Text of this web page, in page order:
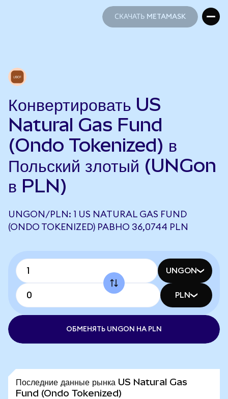
СКАЧАТЬ METAMASK
Конвертировать US
Natural Gas Fund
(Ondo Tokenized) в
Польский злотый (UNGon
в PLN)
UNGON/PLN: 1 US NATURAL GAS FUND
(ONDO TOKENIZED) РАВНО 36,0744 PLN
UNGON
PLN
ОБМЕНЯТЬ UNGON НА PLN
Последние данные рынка US Natural Gas
Fund (Ondo Tokenized)